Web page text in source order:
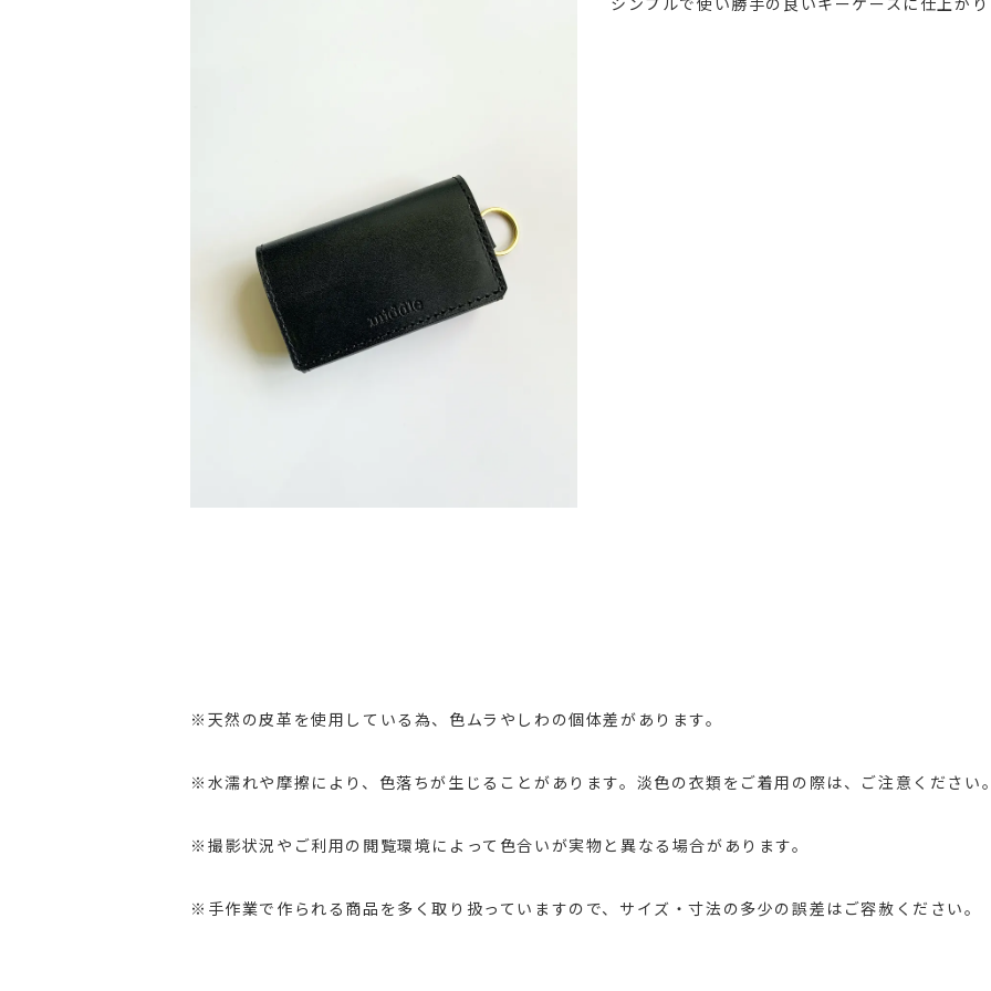
※天然の皮革を使用している為、色ムラやしわの個体差があります。
※水濡れや摩擦により、色落ちが生じることがあります。淡色の衣類をご着用の際は、ご注意ください
※撮影状況やご利用の閲覧環境によって色合いが実物と異なる場合があります。
※手作業で作られる商品を多く取り扱っていますので、サイズ・寸法の多少の誤差はご容赦ください。